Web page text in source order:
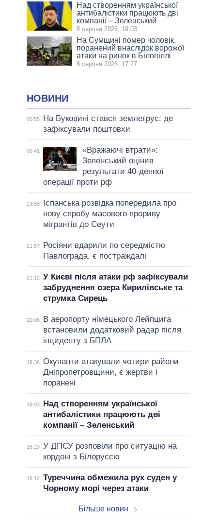
Над створенням української
антибалістики працюють дві
компанії – Зеленський
8 серпня 2026, 19:03
На Сумщині помер чоловік,
поранений внаслідок ворожої
атаки на ринок в Білопіллі
8 серпня 2026, 17:27
НОВИНИ
00:55
На Буковині стався землетрус: де
зафіксували поштовхи
00:41
«Вражаючі втрати»:
Зеленський оцінив
результати 40-денної
операції проти рф
23:55
Іспанська розвідка попередила про
нову спробу масового прориву
мігрантів до Сеути
21:57
Росіяни вдарили по середмістю
Павлограда, є постраждалі
21:12 У Києві після атаки рф зафіксували
забруднення озера Кирилівське та
струмка Сирець
20:08
В аеропорту німецького Лейпцига
встановили додатковий радар після
інциденту з БПЛА
19:36 Окупанти атакували чотири райони
Дніпропетровщини, є жертви і
поранені
19:03
Над створенням української
антибалістики працюють дві
компанії – Зеленський
18:23 У ДПСУ розповіли про ситуацію на
кордоні з Білоруссю
18:12 Туреччина обмежила рух суден у
Чорному морі через атаки
Більше новин